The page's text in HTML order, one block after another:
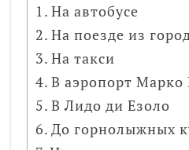
На автобусе
На поезде из
На такси
В аэропорт Марко
В Лидо ди Езоло
До горнолыжных